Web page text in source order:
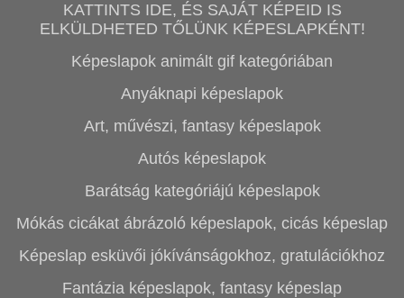
KATTINTS IDE, ÉS SAJÁT KÉPEID IS
ELKÜLDHETED TŐLÜNK KÉPESLAPKÉNT!
Képeslapok animált gif kategóriában
Anyáknapi képeslapok
Art, művészi, fantasy képeslapok
Autós képeslapok
Barátság kategóriájú képeslapok
Mókás cicákat ábrázoló képeslapok, cicás képeslap
Képeslap esküvői jókívánságokhoz, gratulációkhoz
Fantázia képeslapok, fantasy képeslap